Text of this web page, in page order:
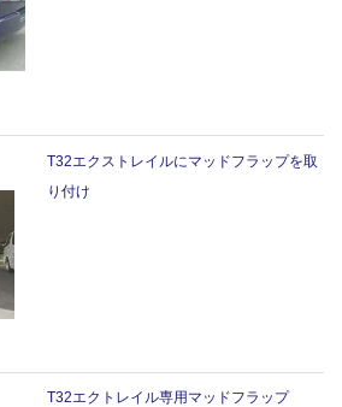
T32エクストレイルにマッドフラップを取
り付け
T32エクトレイル専用マッドフラップ